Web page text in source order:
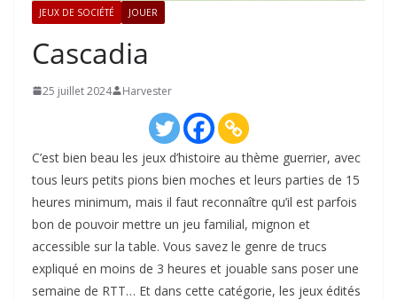
JEUX DE SOCIÉTÉ JOUER
Cascadia
25 juillet 2024 Harvester
C’est bien beau les jeux d’histoire au thème guerrier, avec
tous leurs petits pions bien moches et leurs parties de 15
heures minimum, mais il faut reconnaître qu’il est parfois
bon de pouvoir mettre un jeu familial, mignon et
accessible sur la table. Vous savez le genre de trucs
expliqué en moins de 3 heures et jouable sans poser une
semaine de RTT… Et dans cette catégorie, les jeux édités